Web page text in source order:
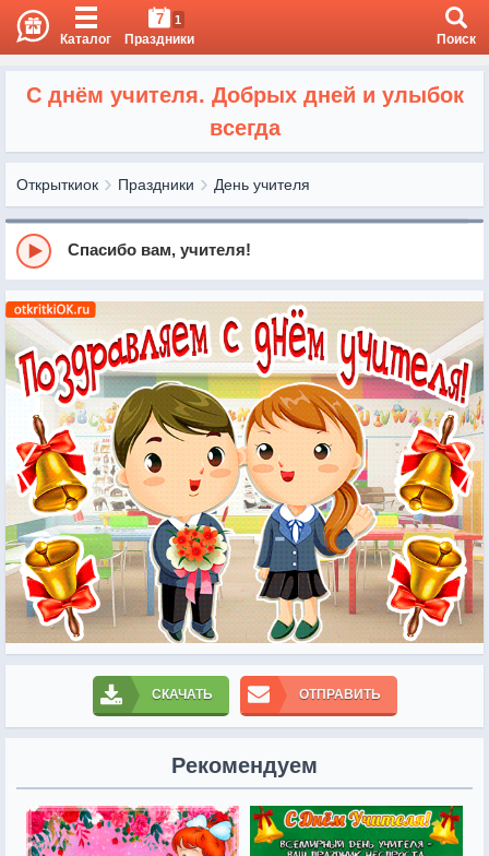
Каталог
7 1
Праздники Поиск
С днём учителя. Добрых дней и улыбок
всегда
Открыткиок Праздники День учителя
Спасибо вам, учителя!
СКАЧАТЬ ОТПРАВИТЬ
Рекомендуем